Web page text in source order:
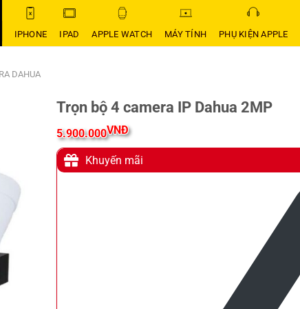
IPHONE IPAD APPLE WATCH MÁY TÍNH PHỤ KIỆN APPLE
DAHUA
Trọn bộ 4 camera IP Dahua 2MP
5.900.000VNĐ
Khuyến mãi